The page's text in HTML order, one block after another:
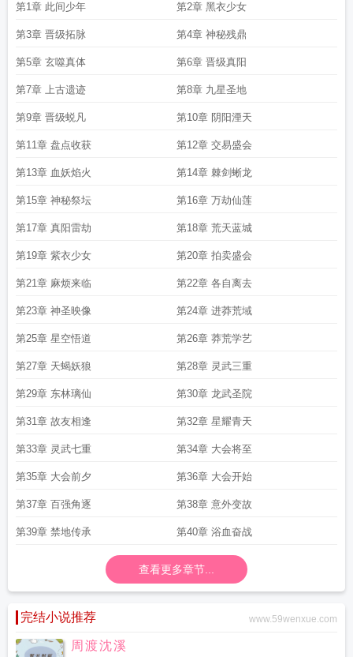
第1章 此间少年 第2章 黑衣少女
第3章 晋级拓脉 第4章 神秘残鼎
第5章 玄噬真体 第6章 晋级真阳
第7章 上古遗迹 第8章 九星圣地
第9章 晋级蜕凡 第10章 阴阳湮天
第11章 盘点收获 第12章 交易盛会
第13章 血妖焰火 第14章 棘剑蜥龙
第15章 神秘祭坛 第16章 万劫仙莲
第17章 真阳雷劫 第18章 荒天蓝城
第19章 紫衣少女 第20章 拍卖盛会
第21章 麻烦来临 第22章 各自离去
第23章 神圣映像 第24章 进莽荒域
第25章 星空悟道 第26章 莽荒学艺
第27章 天蝎妖狼 第28章 灵武三重
第29章 东林璃仙 第30章 龙武圣院
第31章 故友相逢 第32章 星耀青天
第33章 灵武七重 第34章 大会将至
第35章 大会前夕 第36章 大会开始
第37章 百强角逐 第38章 意外变故
第39章 禁地传承 第40章 浴血奋战
查看更多章节...
完结小说推荐 www.59wenxue.com
周渡沈溪